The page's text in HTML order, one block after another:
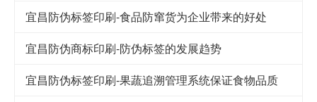
宜昌防伪标签印刷-食品防窜货为企业带来的好处
宜昌防伪商标印刷-防伪标签的发展趋势
宜昌防伪标签印刷-果蔬追溯管理系统保证食物品质